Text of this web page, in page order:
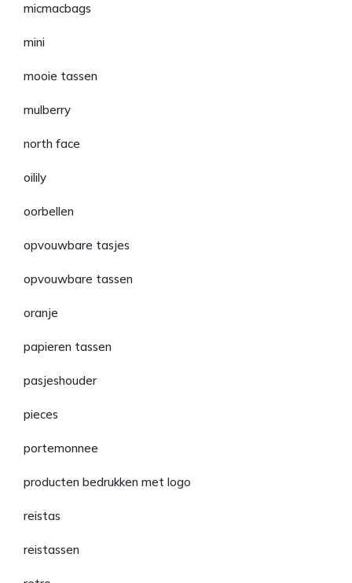
micmacbags
mini
mooie tassen
mulberry
north face
oilily
oorbellen
opvouwbare tasjes
opvouwbare tassen
oranje
papieren tassen
pasjeshouder
pieces
portemonnee
producten bedrukken met logo
reistas
reistassen